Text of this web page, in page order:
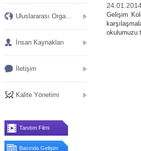
Uluslararası Orga...
İnsan Kaynakları
İletişim
Kalite Yönetimi
Tanıtım Filmi
Basında Gelişim
Gelişim
okulumuzu